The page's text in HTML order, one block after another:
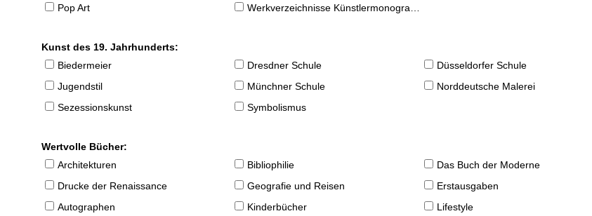
Pop Art
Werkverzeichnisse Künstlermonographien
Kunst des 19. Jahrhunderts:
Biedermeier
Dresdner Schule Düsseldorfer Schule
Jugendstil
Münchner Schule Norddeutsche Malerei
Sezessionskunst
Symbolismus
Wertvolle Bücher:
Architekturen
Bibliophilie Das Buch der Moderne
Drucke der Renaissance
Geografie und Reisen Erstausgaben
Autographen
Kinderbücher Lifestyle